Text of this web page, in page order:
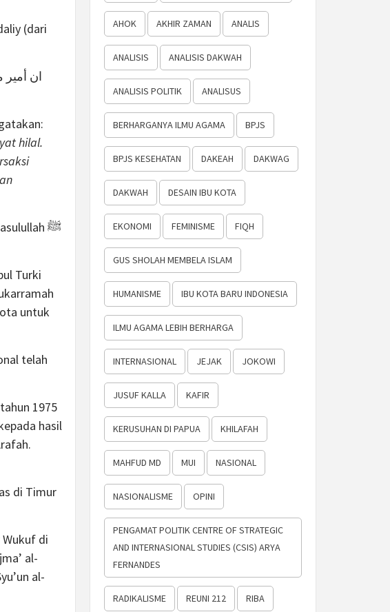
(dari
ان
Turki
untuk
telah
1975
hasil
di Timur
di
al-
al-
AHOK AKHIR ZAMAN ANALIS
ANALISIS ANALISIS DAKWAH
ANALISIS POLITIK ANALISUS
BERHARGANYA ILMU AGAMA BPJS
BPJS KESEHATAN DAKEAH DAKWAG
DAKWAH DESAIN IBU KOTA
EKONOMI FEMINISME FIQH
GUS SHOLAH MEMBELA ISLAM
HUMANISME IBU KOTA BARU INDONESIA
ILMU AGAMA LEBIH BERHARGA
INTERNASIONAL JEJAK JOKOWI
JUSUF KALLA KAFIR
KERUSUHAN DI PAPUA KHILAFAH
MAHFUD MD MUI NASIONAL
NASIONALISME OPINI
PENGAMAT POLITIK CENTRE OF STRATEGIC
AND INTERNASIONAL STUDIES (CSIS) ARYA
FERNANDES
RADIKALISME REUNI 212 RIBA